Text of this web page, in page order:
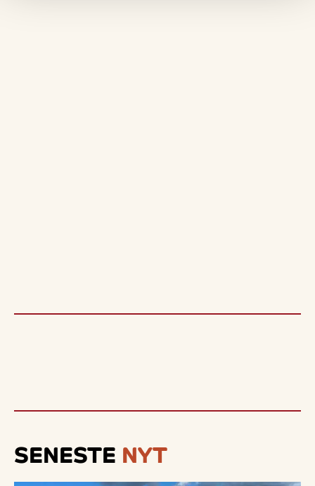
SENESTE NYT